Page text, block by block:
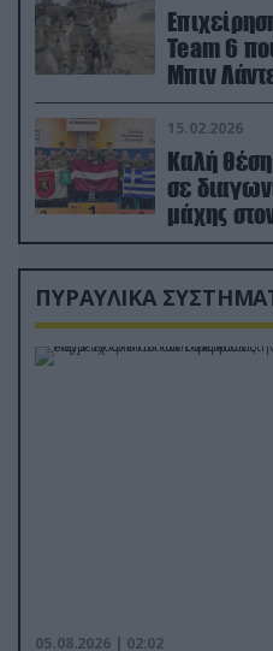
Team 6
Μπιν
διέσωσε
15.02.2026
Καλή
σε
μάχης
ΠΥΡΑΥΛΙΚΑ
05.08.2026 | 02:02